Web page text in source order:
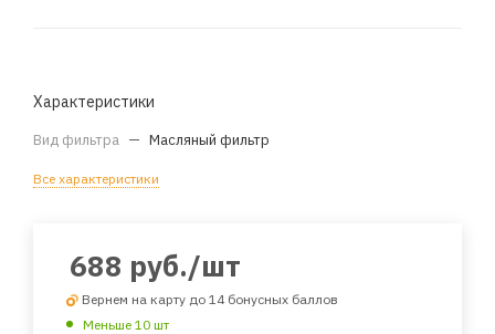
Характеристики
Вид фильтра — Масляный фильтр
Все характеристики
688 руб./шт
Вернем на карту до 14 бонусных баллов
Меньше 10 шт